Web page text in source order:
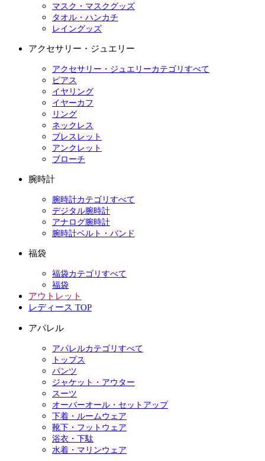
マスク・マスクグッズ
タオル・ハンカチ
レイングッズ
アクセサリー・ジュエリー
アクセサリー・ジュエリーカテゴリすべて
ピアス
イヤリング
イヤーカフ
リング
ネックレス
ブレスレット
アンクレット
ブローチ
腕時計
腕時計カテゴリすべて
デジタル腕時計
アナログ腕時計
腕時計ベルト・バンド
福袋
福袋カテゴリすべて
福袋
アウトレット
レディース TOP
アパレル
アパレルカテゴリすべて
トップス
パンツ
ジャケット・アウター
スーツ
オーバーオール・セットアップ
下着・ルームウェア
靴下・フットウェア
浴衣・下駄
水着・マリンウェア